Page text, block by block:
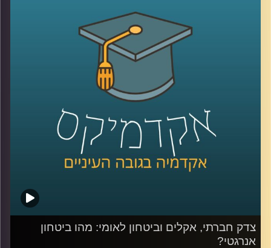
לקיימות, מציינת שיש עוד מקור ממנו יכולים להגיע שינויים.
האמצע. אז מיהם אותם "אנשי אמצע" ולמה הם כל כך
חשובים? האזינו לשיחה.
לשיחה שקיימתי עם פרופ' יעל פרג על מכסות פחמן אישיות –
לשיחה שקיימתי עם פרופ' יעל פרג על ביטחון אנרגיה –
צדק חברתי, אקלים וביטחון לאומי: מהו ביטחון
אנרגטי?